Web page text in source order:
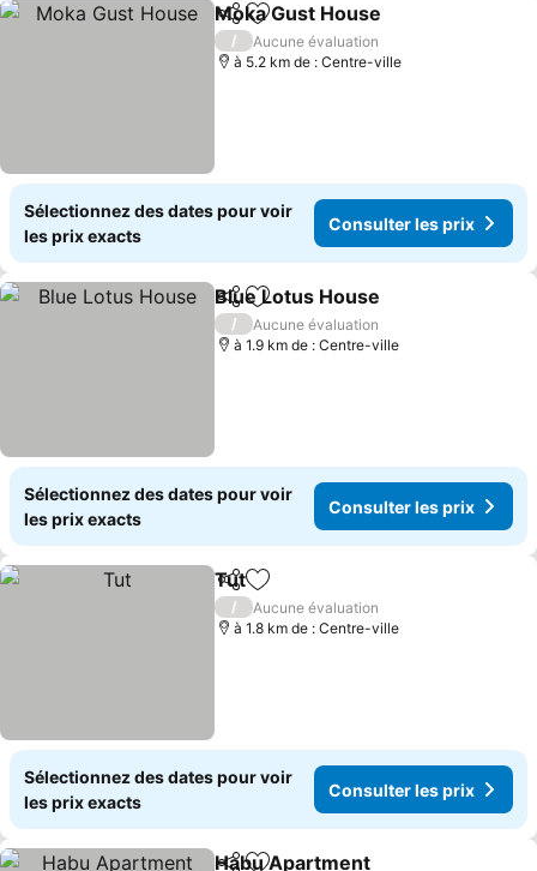
PartagerAjouter à mes favoris
Moka Gust House
/
Aucune évaluation
à 5.2 km de : Centre-ville
Sélectionnez des dates pour voir
les prix exacts
Consulter les prix
PartagerAjouter à mes favoris
Blue Lotus House
/
Aucune évaluation
à 1.9 km de : Centre-ville
Sélectionnez des dates pour voir
les prix exacts
Consulter les prix
PartagerAjouter à mes favoris
Tut
/
Aucune évaluation
à 1.8 km de : Centre-ville
Sélectionnez des dates pour voir
les prix exacts
Consulter les prix
Habu Apartment